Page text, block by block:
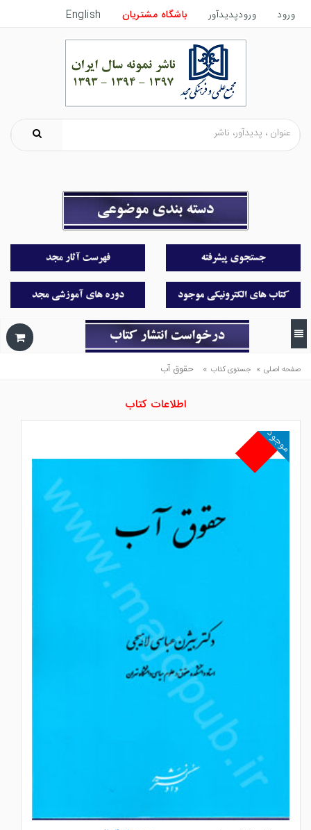
ورود ورودپدیدآور باشگاه مشتریان English
صفحه اصلی » جستوی کتاب » حقوق آب
اطلاعات کتاب
موجود